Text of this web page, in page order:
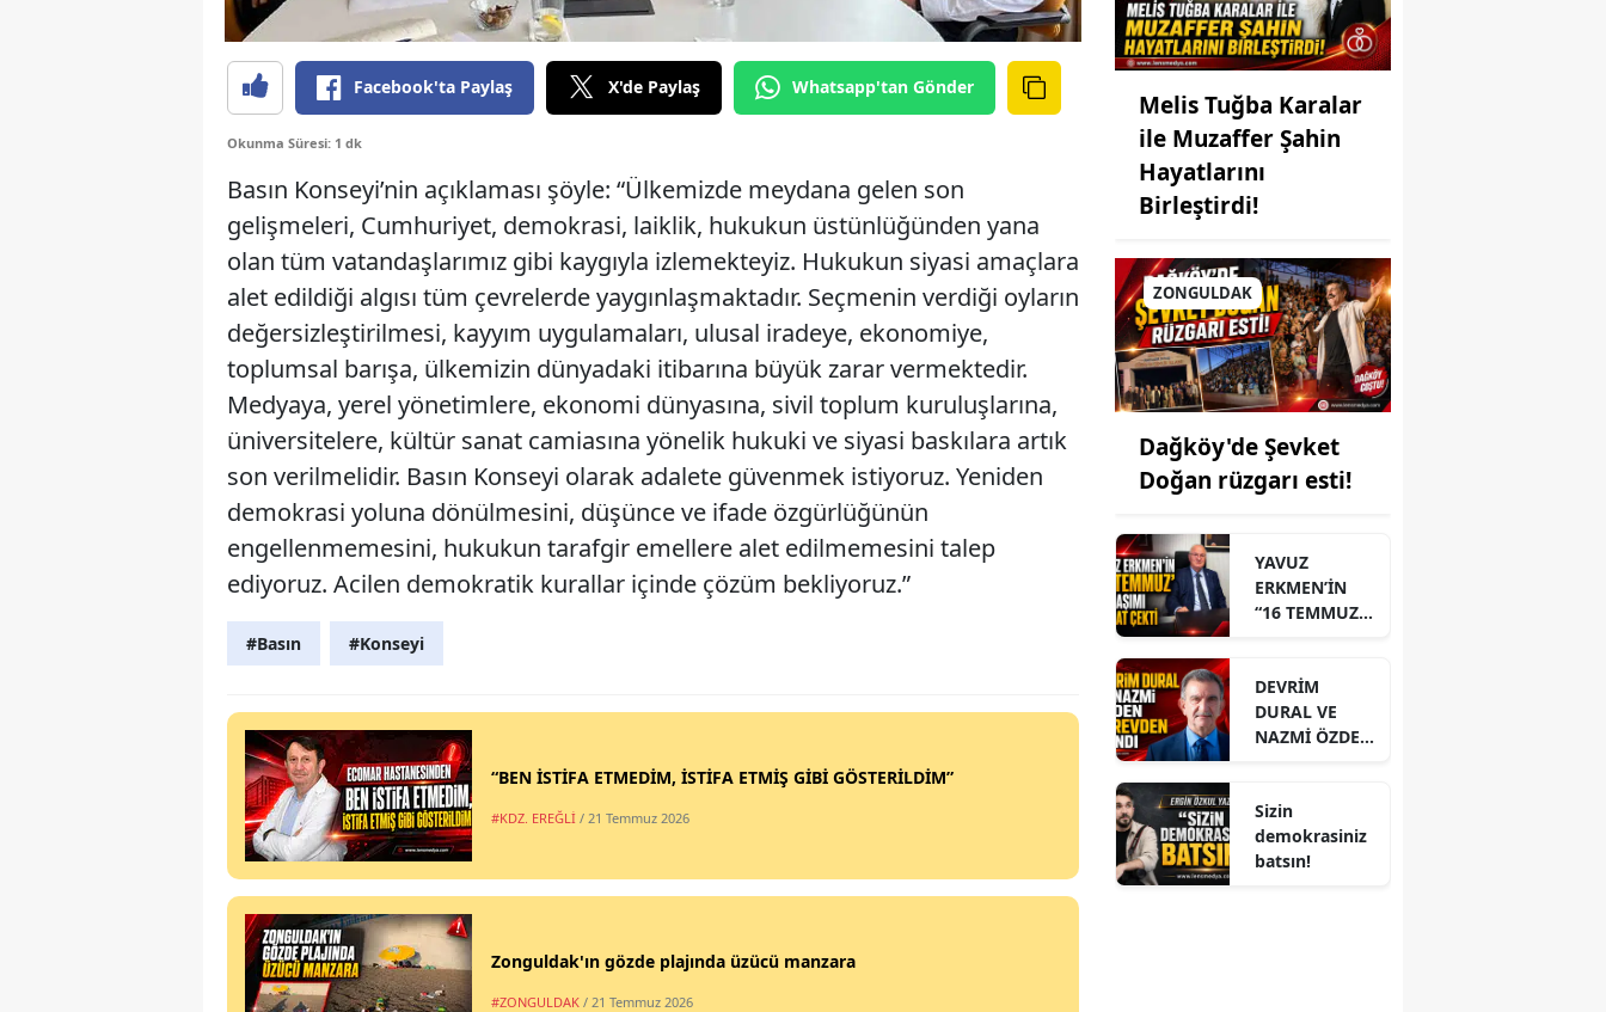
Facebook'ta Paylaş X'de Paylaş Whatsapp'tan Gönder
Okunma Süresi: 1 dk
Basın Konseyi’nin açıklaması şöyle: “Ülkemizde meydana gelen son
gelişmeleri, Cumhuriyet, demokrasi, laiklik, hukukun üstünlüğünden yana
olan tüm vatandaşlarımız gibi kaygıyla izlemekteyiz. Hukukun siyasi amaçlara
alet edildiği algısı tüm çevrelerde yaygınlaşmaktadır. Seçmenin verdiği oyların
değersizleştirilmesi, kayyım uygulamaları, ulusal iradeye, ekonomiye,
toplumsal barışa, ülkemizin dünyadaki itibarına büyük zarar vermektedir.
Medyaya, yerel yönetimlere, ekonomi dünyasına, sivil toplum kuruluşlarına,
üniversitelere, kültür sanat camiasına yönelik hukuki ve siyasi baskılara artık
son verilmelidir. Basın Konseyi olarak adalete güvenmek istiyoruz. Yeniden
demokrasi yoluna dönülmesini, düşünce ve ifade özgürlüğünün
engellenmemesini, hukukun tarafgir emellere alet edilmemesini talep
ediyoruz. Acilen demokratik kurallar içinde çözüm bekliyoruz.”
#Basın #Konseyi
“BEN İSTİFA ETMEDİM, İSTİFA ETMİŞ GİBİ GÖSTERİLDİM”
#KDZ. EREĞLİ / 21 Temmuz 2026
Zonguldak'ın gözde plajında üzücü manzara
#ZONGULDAK / 21 Temmuz 2026
Melis Tuğba Karalar
ile Muzaffer Şahin
Hayatlarını
Birleştirdi!
ZONGULDAK
Dağköy'de Şevket
Doğan rüzgarı esti!
YAVUZ
ERKMEN’İN
“16 TEMMUZ”
DEVRİM
DURAL VE
NAZMİ ÖZDEN
Sizin
demokrasiniz
batsın!